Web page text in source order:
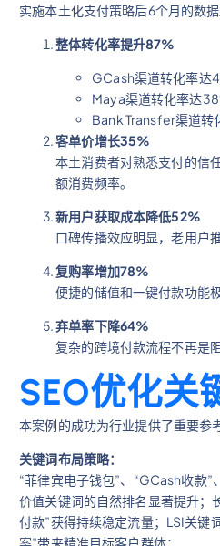
实施本土化支付策略后6个月的数据
整体转化率提升87%
GCash渠道转化率达
Maya渠道转化率达
Bank Transfer渠道转
客单价增长35%
本土消费者对熟悉支付的信
额消费频率。
新用户获取成本降低52%
口碑传播效应明显，老用户
复购率增加78%
便捷的储值和一键付款功能
弃单率下降64%
复杂的跨境付款流程不再是
SEO优化关
本案例的成功为行业提供了重要参
关键词布局策略：
“菲律宾电子钱包”、“GCash收款”
价值关键词的自然排名显著提升；
付款”获得持续稳定流量；LSI关键
案”带来精准目标客户群体；